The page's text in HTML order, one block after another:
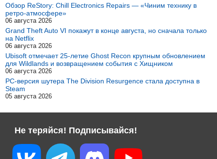
Обзор ReStory: Chill Electronics Repairs — «Чиним технику в
ретро-атмосфере»
06 августа 2026
Grand Theft Auto VI покажут в конце августа, но сначала только
на Netflix
06 августа 2026
Ubisoft отмечает 25-летие Ghost Recon крупным обновлением
для Wildlands и возвращением события с Хищником
06 августа 2026
PC-версия шутера The Division Resurgence стала доступна в
Steam
05 августа 2026
Не теряйся! Подписывайся!